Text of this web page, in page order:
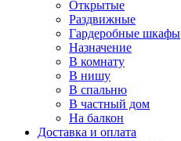
Открытые
Раздвижные
Гардеробные шкафы
Назначение
В комнату
В нишу
В спальню
В частный дом
На балкон
Доставка и оплата